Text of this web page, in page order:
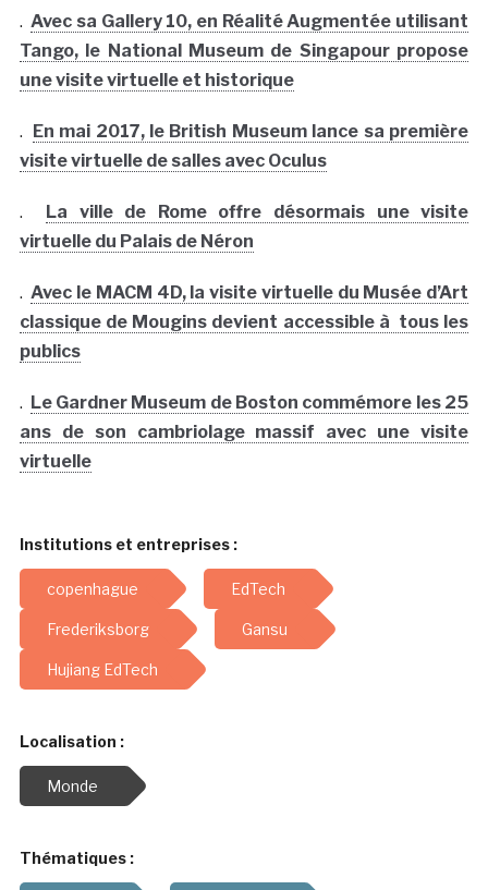
.Avec sa Gallery 10, en Réalité Augmentée utilisant
Tango, le National Museum de Singapour propose
une visite virtuelle et historique
. En mai 2017, le British Museum lance sa première
visite virtuelle de salles avec Oculus
. La ville de Rome offre désormais une visite
virtuelle du Palais de Néron
.Avec le MACM 4D, la visite virtuelle du Musée d’Art
classique de Mougins devient accessible à tous les
publics
. Le Gardner Museum de Boston commémore les 25
ans de son cambriolage massif avec une visite
virtuelle
Institutions et entreprises :
copenhague EdTech
Frederiksborg Gansu
Hujiang EdTech
Localisation :
Monde
Thématiques :